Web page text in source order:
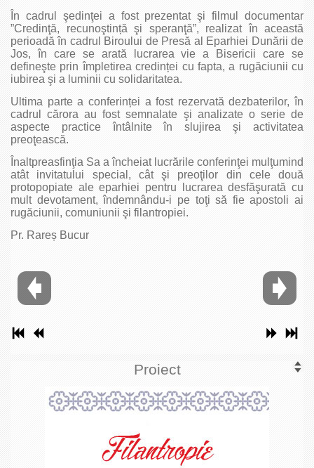
În cadrul şedinţei a fost prezentat şi filmul documentar
”Credinţă, recunoştință şi speranţă”, realizat în această
perioadă în cadrul Biroului de Presă al Eparhiei Dunării de
Jos, în care se arată lucrarea vie a Bisericii care se
defineşte prin împletirea credinței cu fapta, a rugăciunii cu
iubirea şi a luminii cu solidaritatea.
Ultima parte a conferinței a fost rezervată dezbaterilor, în
cadrul cărora au fost semnalate şi analizate o serie de
aspecte practice întâlnite în slujirea şi activitatea
preoţească.
Înaltpreasfinţia Sa a încheiat lucrările conferinţei mulţumind
atât invitatului special, cât şi preoţilor din cele două
protopopiate ale eparhiei pentru lucrarea desfăşurată cu
mult devotament, îndemnându-i pe toţi să fie apostoli ai
rugăciunii, comuniunii şi filantropiei.
Pr. Rareș Bucur
Proiect